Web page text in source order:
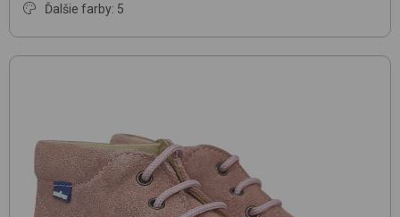
Ďalšie farby: 5